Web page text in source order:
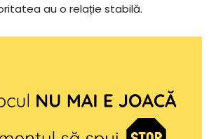
au o relație stabilă.